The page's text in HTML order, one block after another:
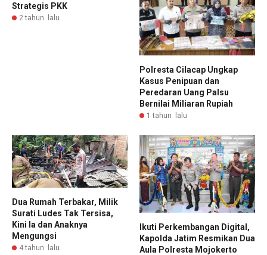
Strategis PKK
2 tahun lalu
Polresta Cilacap Ungkap
Kasus Penipuan dan
Peredaran Uang Palsu
Bernilai Miliaran Rupiah
1 tahun lalu
Dua Rumah Terbakar, Milik
Surati Ludes Tak Tersisa,
Kini Ia dan Anaknya
Mengungsi
4 tahun lalu
Ikuti Perkembangan Digital,
Kapolda Jatim Resmikan Dua
Aula Polresta Mojokerto